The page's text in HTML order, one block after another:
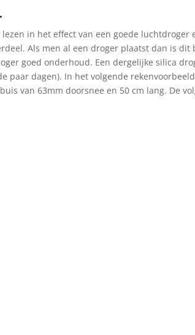
in het effect van een goede luchtdroger
Als men al een droger plaatst dan is
goed onderhoud. Een dergelijke silica
paar dagen). In het volgende
van 63mm doorsnee en 50 cm lang. De